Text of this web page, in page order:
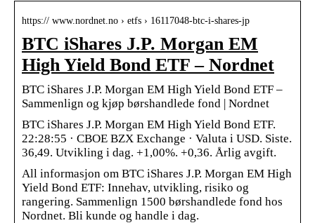
https:// www.nordnet.no › etfs › 16117048-btc-i-shares-jp
BTC iShares J.P. Morgan EM
High Yield Bond ETF – Nordnet
BTC iShares J.P. Morgan EM High Yield Bond ETF –
Sammenlign og kjøp børshandlede fond | Nordnet
BTC iShares J.P. Morgan EM High Yield Bond ETF.
22:28:55 · CBOE BZX Exchange · Valuta i USD. Siste.
36,49. Utvikling i dag. +1,00%. +0,36. Årlig avgift.
All informasjon om BTC iShares J.P. Morgan EM High
Yield Bond ETF: Innehav, utvikling, risiko og
rangering. Sammenlign 1500 børshandlede fond hos
Nordnet. Bli kunde og handle i dag.